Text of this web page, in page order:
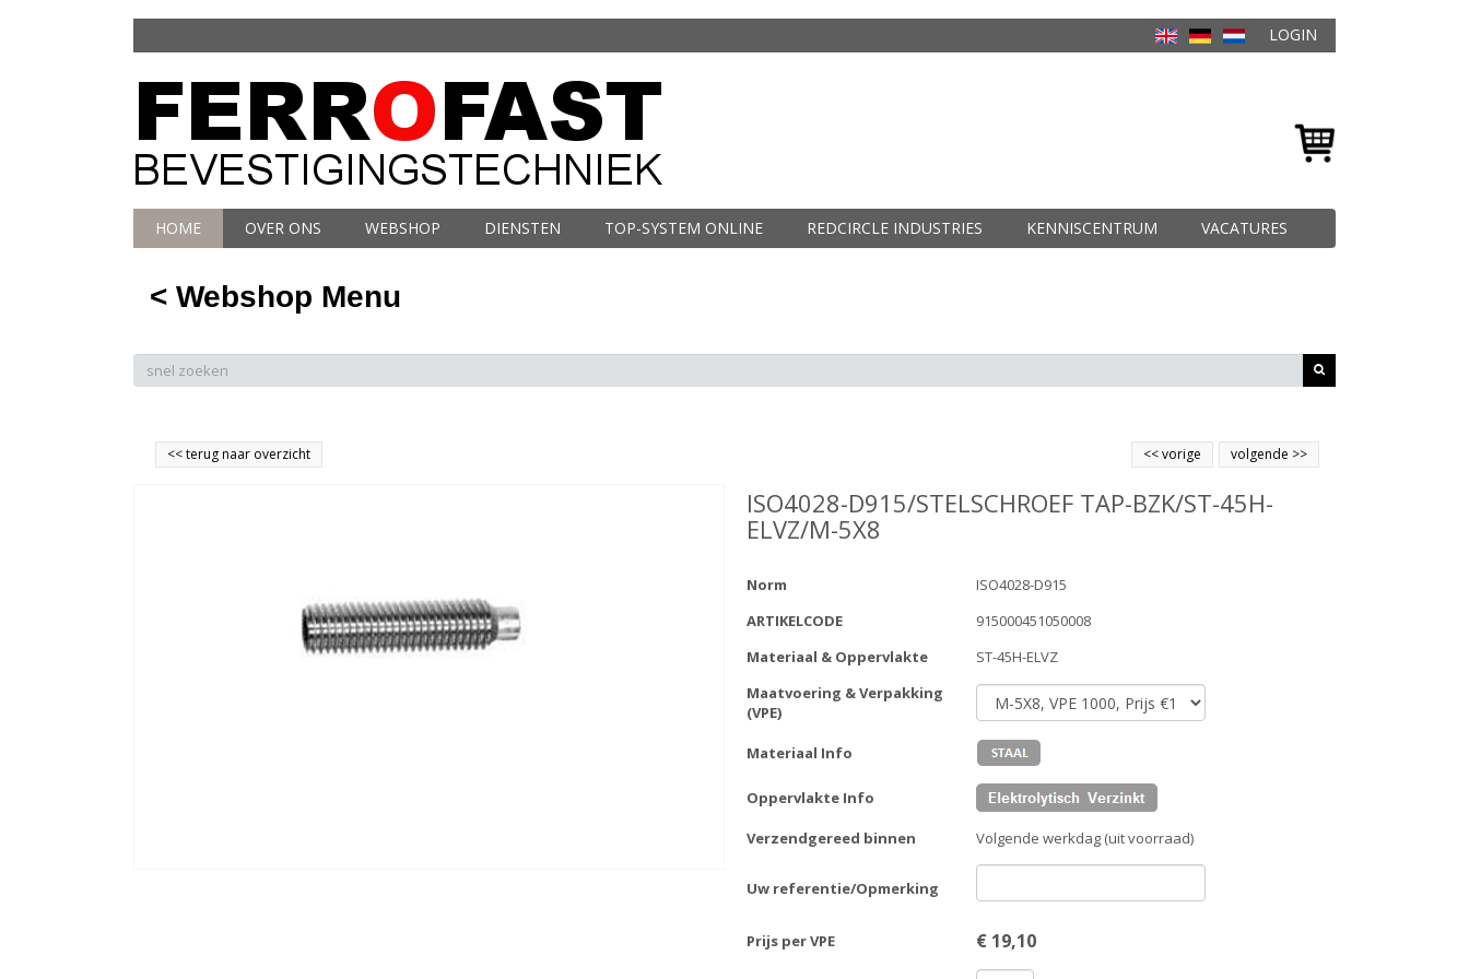
LOGIN
HOME OVER ONS WEBSHOP DIENSTEN TOP-SYSTEM ONLINE REDCIRCLE INDUSTRIES KENNISCENTRUM VACATURES
< Webshop Menu
<<terug naar overzicht volgende >>
<<vorige
ISO4028-D915/STELSCHROEF TAP-BZK/ST-45H-
ELVZ/M-5X8
Norm
ISO4028-D915
ARTIKELCODE
915000451050008
Materiaal & Oppervlakte
ST-45H-ELVZ
Maatvoering & Verpakking
(VPE)
Materiaal Info
Oppervlakte Info
Verzendgereed binnen Volgende werkdag (uit voorraad)
Uw referentie/Opmerking
Prijs per VPE € 19,10